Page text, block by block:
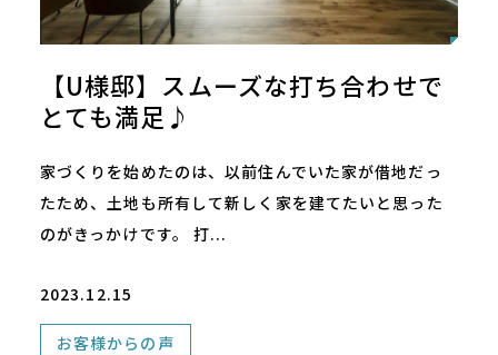
【U様邸】スムーズな打ち合わせで
とても満足♪
家づくりを始めたのは、以前住んでいた家が借地だっ
たため、土地も所有して新しく家を建てたいと思った
のがきっかけです。 打...
2023.12.15
お客様からの声